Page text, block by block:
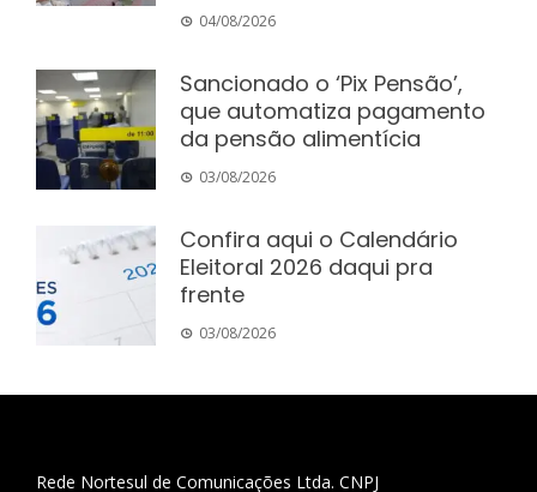
04/08/2026
Sancionado o ‘Pix Pensão’,
que automatiza pagamento
da pensão alimentícia
03/08/2026
Confira aqui o Calendário
Eleitoral 2026 daqui pra
frente
03/08/2026
Rede Nortesul de Comunicações Ltda. CNPJ